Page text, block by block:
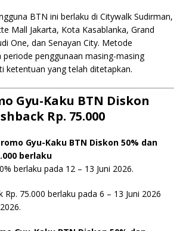
BTN ini berlaku di Citywalk Sudirman,
Mall Jakarta, Kota Kasablanka, Grand
One, dan Senayan City. Metode
penggunaan masing-masing
ketentuan yang telah ditetapkan.
Gyu-Kaku BTN Diskon
Rp. 75.000
Gyu-Kaku BTN Diskon 50% dan
berlaku
berlaku pada 12 – 13 Juni 2026.
Rp. 75.000 berlaku pada 6 – 13 Juni 2026